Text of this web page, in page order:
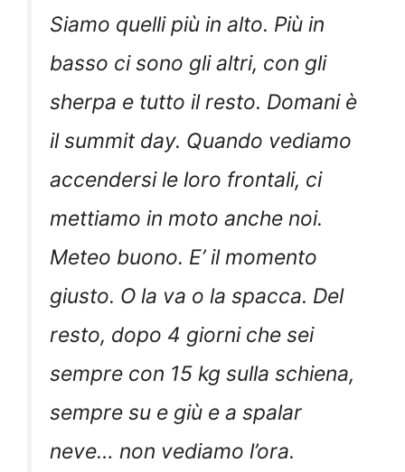
Siamo quelli più in alto. Più in
basso ci sono gli altri, con gli
sherpa e tutto il resto. Domani è
il summit day. Quando vediamo
accendersi le loro frontali, ci
mettiamo in moto anche noi.
Meteo buono. E’ il momento
giusto. O la va o la spacca. Del
resto, dopo 4 giorni che sei
sempre con 15 kg sulla schiena,
sempre su e giù e a spalar
neve… non vediamo l’ora.